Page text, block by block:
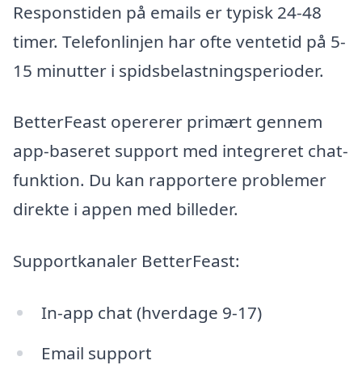
Responstiden på emails er typisk 24-48
timer. Telefonlinjen har ofte ventetid på 5-
15 minutter i spidsbelastningsperioder.
BetterFeast opererer primært gennem
app-baseret support med integreret chat-
funktion. Du kan rapportere problemer
direkte i appen med billeder.
Supportkanaler BetterFeast:
In-app chat (hverdage 9-17)
Email support